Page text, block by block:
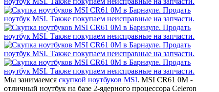
Мы занимаемся скупкой ноутбуков MSI. MSI CR61 0M -
отличный ноутбук на базе 2-ядерного процессора Celeron